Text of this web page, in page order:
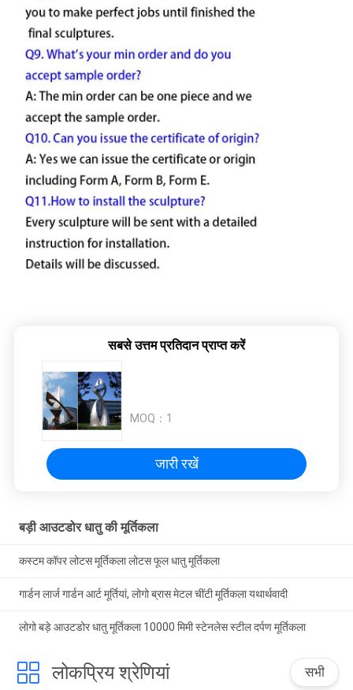
सबसे उत्तम प्रतिदान प्राप्त करें
MOQ： 1
जारी रखें
बड़ी आउटडोर धातु की मूर्तिकला
कस्टम कॉपर लोटस मूर्तिकला लोटस फूल धातु मूर्तिकला
गार्डन लार्ज गार्डन आर्ट मूर्तियां, लोगो ब्रास मेटल चींटी मूर्तिकला यथार्थवादी
लोगो बड़े आउटडोर धातु मूर्तिकला 10000 मिमी स्टेनलेस स्टील दर्पण मूर्तिकला
लोकप्रिय श्रेणियां सभी